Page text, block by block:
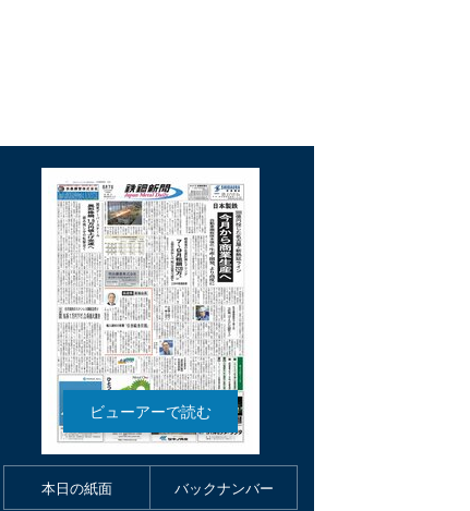
本日の紙面 バックナンバー